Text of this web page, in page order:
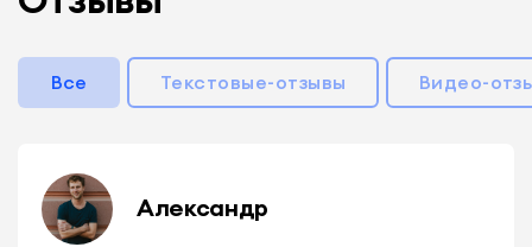
Все Текстовые-отзывы Видео-
Александр